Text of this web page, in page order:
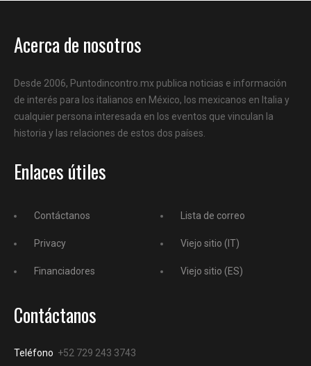
Acerca de nosotros
Desde 2006, Puntodincontro.mx publica noticias e información
de interés para los italianos en México, los mexicanos en Italia y
cualquier persona interesada en los eventos que vinculan la
historia y las relaciones de estos dos países.
Enlaces útiles
Contáctanos
Privacy
Financiadores
Lista de correo
Viejo sitio (IT)
Viejo sitio (ES)
Contáctanos
Teléfono +52 729 243 3743